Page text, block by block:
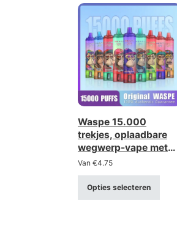
Waspe 15.000
trekjes, oplaadbare
wegwerp-vape met
LCD-scherm (sterkte
0-5%)
Van €4.75
Opties selecteren